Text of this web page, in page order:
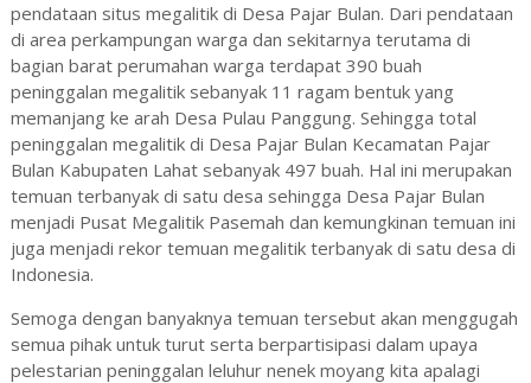
pendataan situs megalitik di Desa Pajar Bulan. Dari pendataan
di area perkampungan warga dan sekitarnya terutama di
bagian barat perumahan warga terdapat 390 buah
peninggalan megalitik sebanyak 11 ragam bentuk yang
memanjang ke arah Desa Pulau Panggung. Sehingga total
peninggalan megalitik di Desa Pajar Bulan Kecamatan Pajar
Bulan Kabupaten Lahat sebanyak 497 buah. Hal ini merupakan
temuan terbanyak di satu desa sehingga Desa Pajar Bulan
menjadi Pusat Megalitik Pasemah dan kemungkinan temuan ini
juga menjadi rekor temuan megalitik terbanyak di satu desa di
Indonesia.
Semoga dengan banyaknya temuan tersebut akan menggugah
semua pihak untuk turut serta berpartisipasi dalam upaya
pelestarian peninggalan leluhur nenek moyang kita apalagi